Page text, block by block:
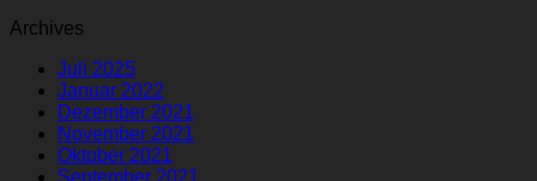
Archives
Juli 2025
Januar 2022
Dezember 2021
November 2021
Oktober 2021